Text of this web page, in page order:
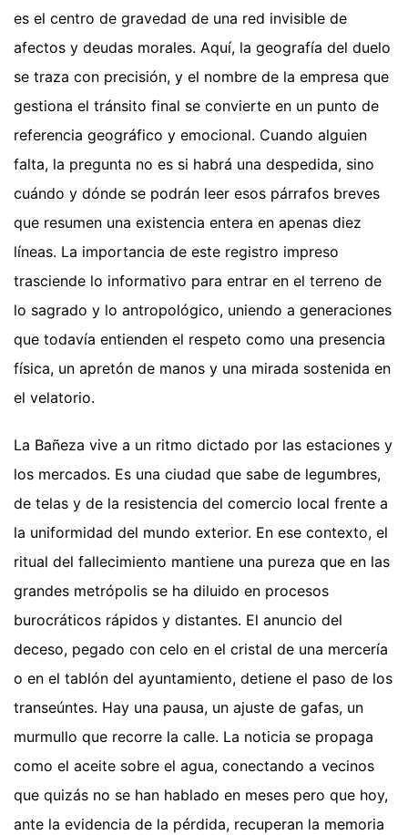
es el centro de gravedad de una red invisible de
afectos y deudas morales. Aquí, la geografía del duelo
se traza con precisión, y el nombre de la empresa que
gestiona el tránsito final se convierte en un punto de
referencia geográfico y emocional. Cuando alguien
falta, la pregunta no es si habrá una despedida, sino
cuándo y dónde se podrán leer esos párrafos breves
que resumen una existencia entera en apenas diez
líneas. La importancia de este registro impreso
trasciende lo informativo para entrar en el terreno de
lo sagrado y lo antropológico, uniendo a generaciones
que todavía entienden el respeto como una presencia
física, un apretón de manos y una mirada sostenida en
el velatorio.
La Bañeza vive a un ritmo dictado por las estaciones y
los mercados. Es una ciudad que sabe de legumbres,
de telas y de la resistencia del comercio local frente a
la uniformidad del mundo exterior. En ese contexto, el
ritual del fallecimiento mantiene una pureza que en las
grandes metrópolis se ha diluido en procesos
burocráticos rápidos y distantes. El anuncio del
deceso, pegado con celo en el cristal de una mercería
o en el tablón del ayuntamiento, detiene el paso de los
transeúntes. Hay una pausa, un ajuste de gafas, un
murmullo que recorre la calle. La noticia se propaga
como el aceite sobre el agua, conectando a vecinos
que quizás no se han hablado en meses pero que hoy,
ante la evidencia de la pérdida, recuperan la memoria